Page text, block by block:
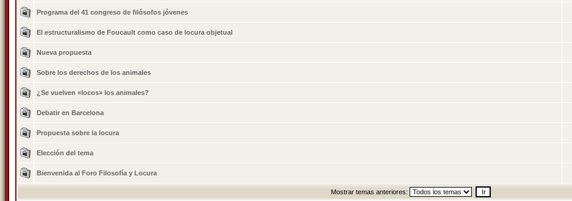
Programa del 41 congreso de filósofos jóvenes
El estructuralismo de Foucault como caso de locura objetual
Nueva propuesta
Sobre los derechos de los animales
¿Se vuelven «locos» los animales?
Debatir en Barcelona
Propuesta sobre la locura
Elección del tema
Bienvenida al Foro Filosofí­a y Locura
Mostrar temas anteriores: